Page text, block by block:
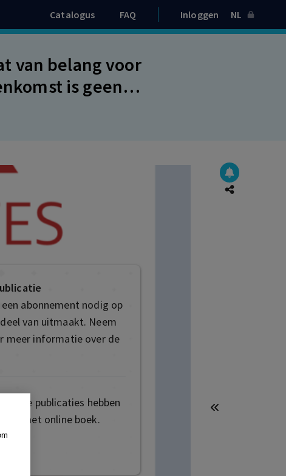
Catalogus FAQ Inloggen NL
van belang voor
is geen
een gezagsverhouding
abonnement nodig op
van uitmaakt. Neem
meer informatie over de
publicaties hebben
tot het online boek.